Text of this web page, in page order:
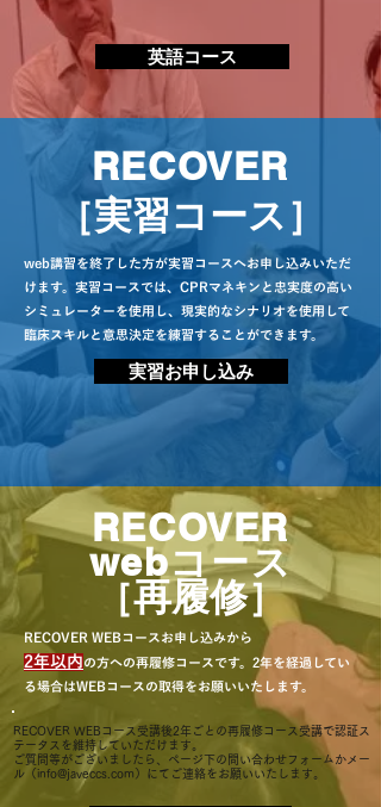
英語コース
RECOVER
［実習コース］
web講習を終了した方が実習コースへお申し込みいただ
けます。実習コースでは、CPRマネキンと忠実度の高い
シミュレーターを使用し、現実的なシナリオを使用して
臨床スキルと意思決定を練習することができます。
実習お申し込み
RECOVER
webコース
［再履修］
RECOVER WEBコースお申し込みから
2年以内の方への再履修コースです。2年を経過してい
る場合はWEBコースの取得をお願いいたします。
RECOVER WEBコース受講後2年ごとの再履修コース受講で認証ス
テータスを維持していただけます。
ご質問等がございましたら、ページ下の問い合わせフォームかメー
ル（ info@javeccs.com ）にてご連絡をお願いいたします。